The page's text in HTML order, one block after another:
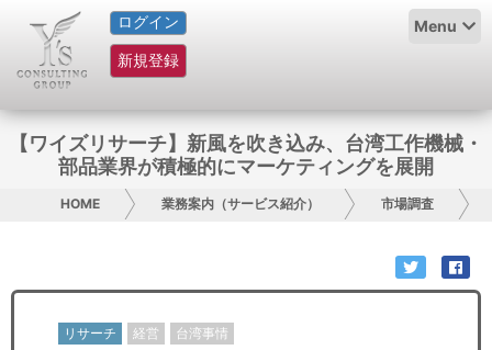
ログイン
新規登録
Menu
HOME
サービス紹介
グループ概要
お問い合わせ
日本人にPR
【ワイズリサーチ】新風を吹き込み、台湾工作機械・
部品業界が積極的にマーケティングを展開
HOME 業務案内（サービス紹介） 市場調査
リサーチ 経営 台湾事情